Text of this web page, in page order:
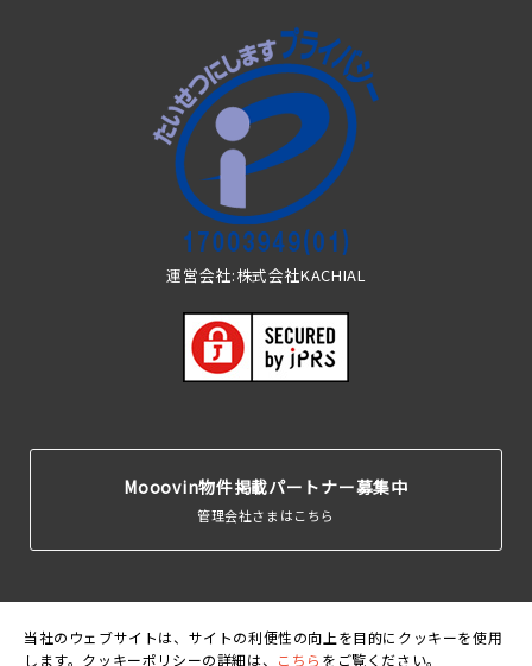
当社のウェブサイトは、サイトの利便性の向上を目的にクッキーを使用
します。クッキーポリシーの詳細は、
こちら をご覧ください。
運営会社:株式会社KACHIAL
Mooovin物件掲載パートナー募集中
管理会社さまはこちら